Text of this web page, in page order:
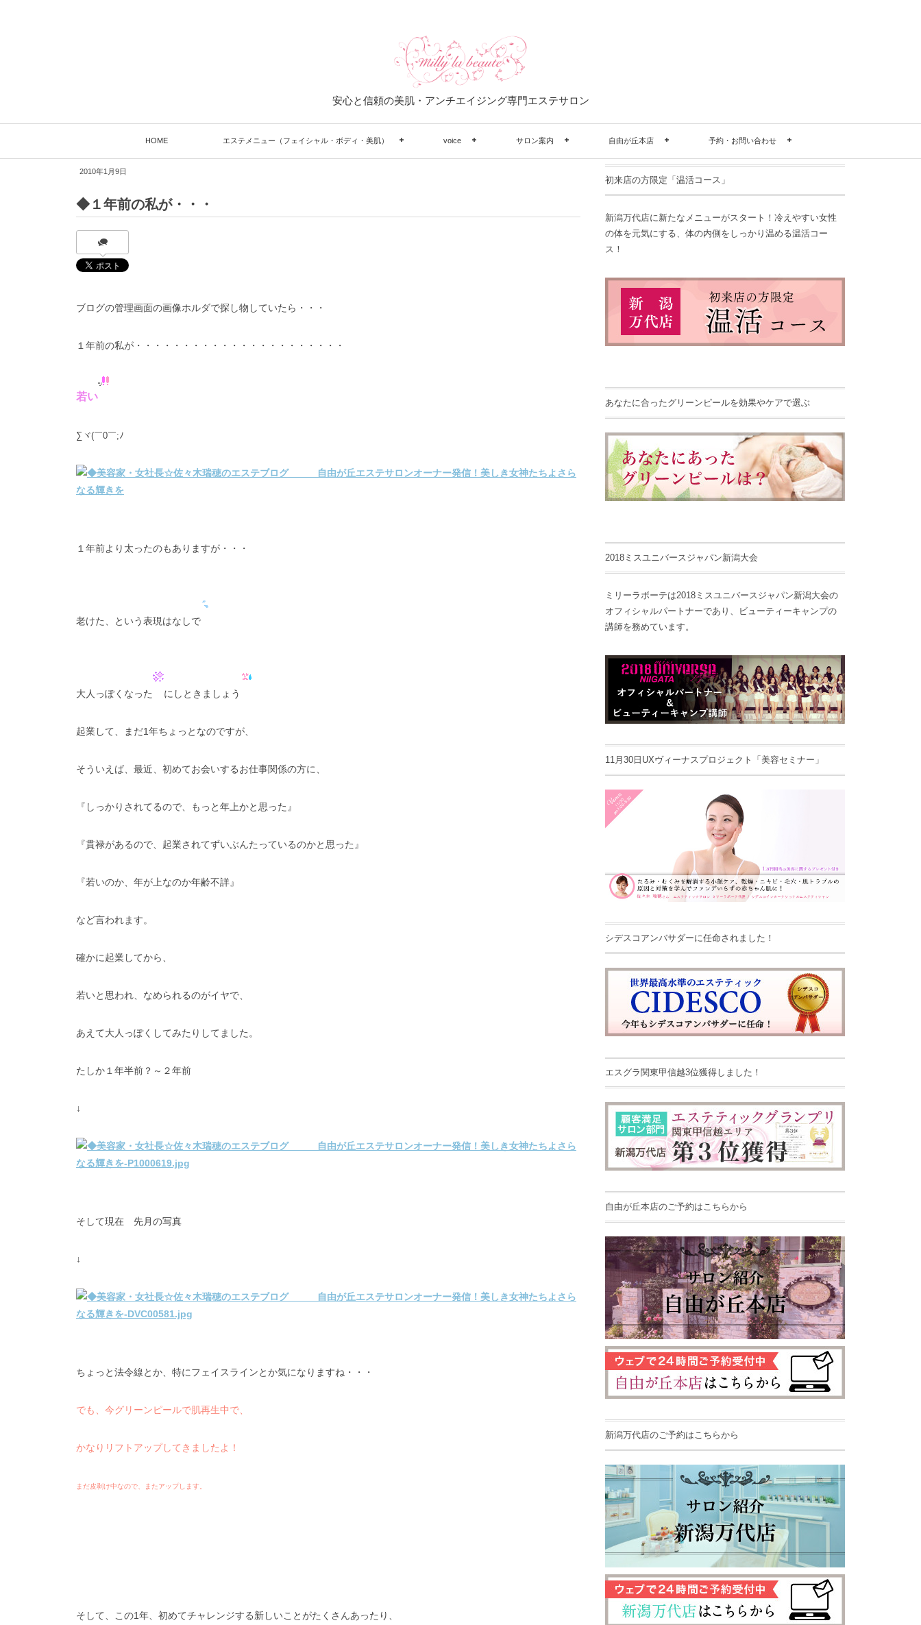
安心と信頼の美肌・アンチエイジング専門エステサロン
HOME エステメニュー（フェイシャル・ボディ・美肌） voice サロン案内 自由が丘本店 予約・お問い合わせ
2010年1月9日
◆１年前の私が・・・
ブログの管理画面の画像ホルダで探し物していたら・・・
１年前の私が・・・・・・・・・・・・・・・・・・・・・・
若い
∑ヾ(￣0￣;ﾉ
１年前より太ったのもありますが・・・
老けた、という表現はなしで
大人っぽくなった にしときましょう
起業して、まだ1年ちょっとなのですが、
そういえば、最近、初めてお会いするお仕事関係の方に、
『しっかりされてるので、もっと年上かと思った』
『貫禄があるので、起業されてずいぶんたっているのかと思った』
『若いのか、年が上なのか年齢不詳』
など言われます。
確かに起業してから、
若いと思われ、なめられるのがイヤで、
あえて大人っぽくしてみたりしてました。
たしか１年半前？～２年前
↓
そして現在 先月の写真
↓
ちょっと法令線とか、特にフェイスラインとか気になりますね・・・
でも、今グリーンピールで肌再生中で、
かなりリフトアップしてきましたよ！
まだ皮剥け中なので、またアップします。
そして、この1年、初めてチャレンジする新しいことがたくさんあったり、
初来店の方限定「温活コース」
新潟万代店に新たなメニューがスタート！冷えやすい女性
の体を元気にする、体の内側をしっかり温める温活コー
ス！
あなたに合ったグリーンピールを効果やケアで選ぶ
2018ミスユニバースジャパン新潟大会
ミリーラボーテは2018ミスユニバースジャパン新潟大会の
オフィシャルパートナーであり、ビューティーキャンプの
講師を務めています。
11月30日UXヴィーナスプロジェクト「美容セミナー」
シデスコアンバサダーに任命されました！
エスグラ関東甲信越3位獲得しました！
自由が丘本店のご予約はこちらから
新潟万代店のご予約はこちらから